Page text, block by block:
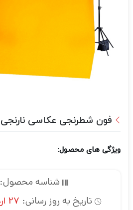
فون شطرنجی عکاسی نارنجی 3×2
ویژگی های محصول:
شناسه محصول:
تاریخ به روز رسانی: 27 اردیبهشت 1405